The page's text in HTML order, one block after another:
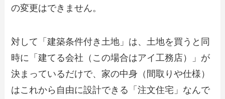
の変更はできません。
対して「建築条件付き土地」は、土地を買うと同
時に「建てる会社（この場合はアイ工務店）」が
決まっているだけで、家の中身（間取りや仕様）
はこれから自由に設計できる「注文住宅」なんで